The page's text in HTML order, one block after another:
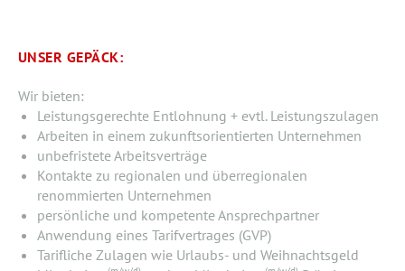
UNSER GEPÄCK:
Wir bieten:
Leistungsgerechte Entlohnung + evtl. Leistungszulagen
Arbeiten in einem zukunftsorientierten Unternehmen
unbefristete Arbeitsverträge
Kontakte zu regionalen und überregionalen
renommierten Unternehmen
persönliche und kompetente Ansprechpartner
Anwendung eines Tarifvertrages (GVP)
Tarifliche Zulagen wie Urlaubs- und Weihnachtsgeld